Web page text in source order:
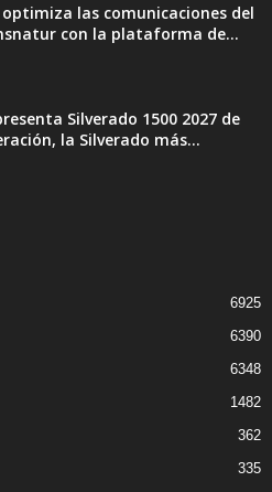
las comunicaciones del
con la plataforma de...
Silverado 1500 2027 de
la Silverado más...
6925
6390
6348
1482
362
335